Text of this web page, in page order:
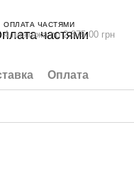
ОПЛАТА ЧАСТЯМИ
4 платежа по 2 875.00 грн
Оплата